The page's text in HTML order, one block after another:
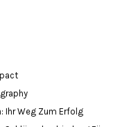
Ihr Weg Zum Erfolg